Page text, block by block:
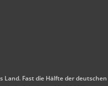
Fast die Hälfte der deutschen